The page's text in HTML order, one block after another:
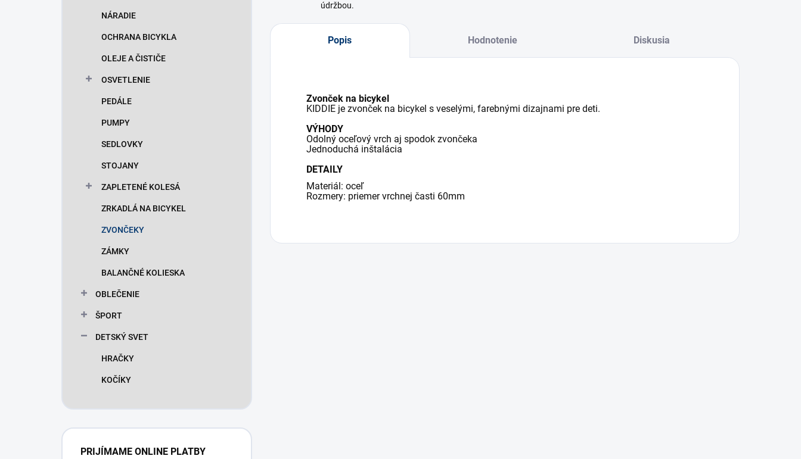
NÁRADIE
OCHRANA BICYKLA
OLEJE A ČISTIČE
OSVETLENIE
PEDÁLE
PUMPY
SEDLOVKY
STOJANY
ZAPLETENÉ KOLESÁ
ZRKADLÁ NA BICYKEL
ZVONČEKY
ZÁMKY
BALANČNÉ KOLIESKA
OBLEČENIE
ŠPORT
DETSKÝ SVET
HRAČKY
KOČÍKY
PRIJÍMAME ONLINE PLATBY
údržbou.
Popis Hodnotenie Diskusia
Zvonček na bicykel
KIDDIE je zvonček na bicykel s veselými, farebnými dizajnami pre deti.
VÝHODY
Odolný oceľový vrch aj spodok zvončeka
Jednoduchá inštalácia
DETAILY
Materiál: oceľ
Rozmery: priemer vrchnej časti 60mm